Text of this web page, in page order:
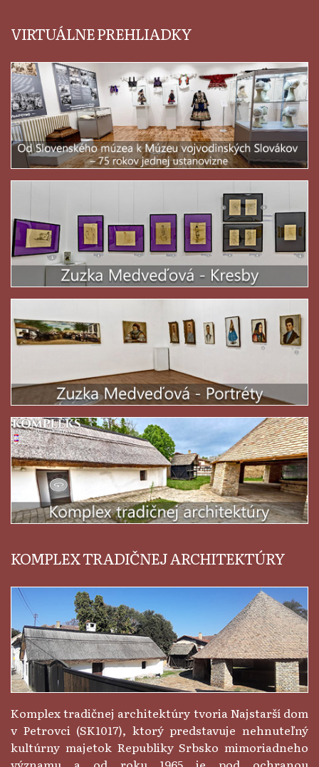
VIRTUÁLNE PREHLIADKY
KOMPLEX TRADIČNEJ ARCHITEKTÚRY
Komplex tradičnej architektúry tvoria Najstarší dom
v Petrovci (SK1017), ktorý predstavuje nehnuteľný
kultúrny majetok Republiky Srbsko mimoriadneho